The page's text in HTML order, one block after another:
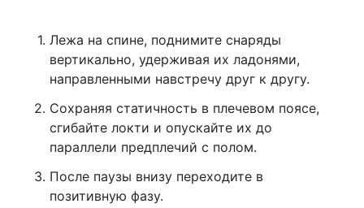
Лежа на спине, поднимите снаряды
вертикально, удерживая их ладонями,
направленными навстречу друг к другу.
Сохраняя статичность в плечевом поясе,
сгибайте локти и опускайте их до
параллели предплечий с полом.
После паузы внизу переходите в
позитивную фазу.